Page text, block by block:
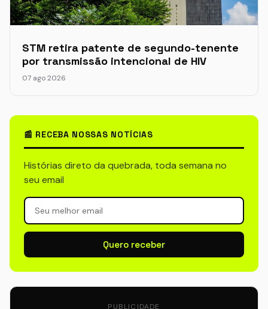
STM retira patente de segundo-tenente
por transmissão intencional de HIV
07 ago 2026
📰 RECEBA NOSSAS NOTÍCIAS
Histórias direto da quebrada, toda semana no
seu email
Quero receber
PUBLICIDADE